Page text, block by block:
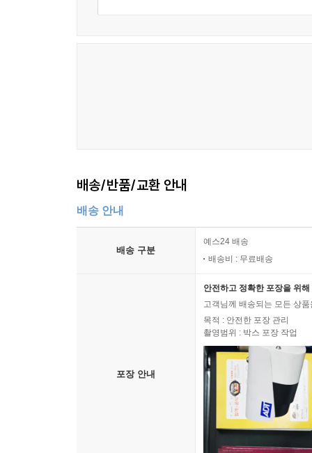
들려주는 모음집도 아닙니다. 이 책은 깨어진 세
그린 성경 속 이야기의 그림들은 눈을 위한 잔칫
“부서진 어른을 고치는 것보다 강한 아이를 키
아이들을 키우기 원하는 한국의 가정들에게 큰
저는 자녀 네 명을 키우며, 20년 넘게 엄마들과
가르치는 일은 적극적이고 부지런히 해야 한다는
『바나바 할아버지의 이야기 성경』은 아이들이
진리를 묵상하는 훈련을 하도록 잘 설계되어 있
도울 수 있도록 체계적으로 구성되어 있습니다.
있다고 믿습니다. 아이들이 이 책을 읽고 아름다
- 조은영 (대표_마더와이즈 코리아 대표)
배송/반품/교환 안내
배송 안내
배송 구분
예스24 배송
배송비 : 무료배송
포장 안내
안전하고 정확한 포장을 위
고객님께 배송되는 모든 상
목적 : 안전한 포장 관리
촬영범위 : 박스 포장 작업